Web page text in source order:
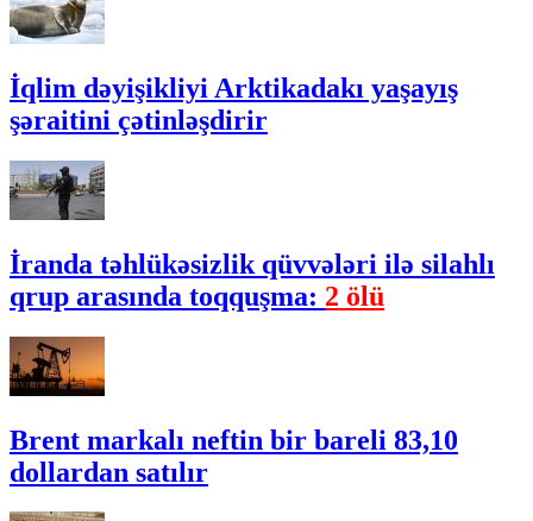
İqlim dəyişikliyi Arktikadakı yaşayış
şəraitini çətinləşdirir
İranda təhlükəsizlik qüvvələri ilə silahlı
qrup arasında toqquşma: 2 ölü
Brent markalı neftin bir bareli 83,10
dollardan satılır